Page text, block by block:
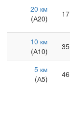
20 км
(А20)
17
10 км
(А10)
35
5 км
(А5)
46